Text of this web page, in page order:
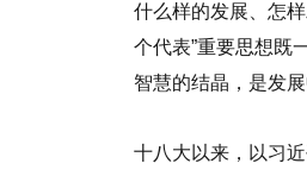
什么样的发展、怎
个代表”重要思想既
智慧的结晶，是发
十八大以来，以习